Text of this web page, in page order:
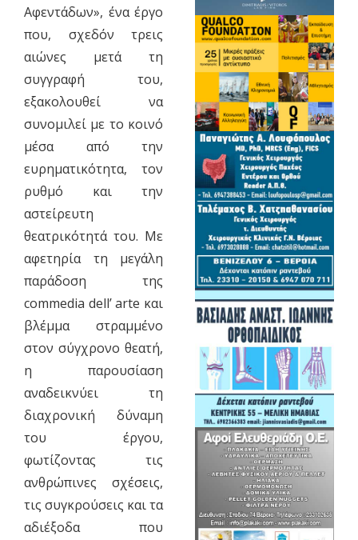
Αφεντάδων», ένα έργο
που, σχεδόν τρεις
αιώνες μετά τη
συγγραφή του,
εξακολουθεί να
συνομιλεί με το κοινό
μέσα από την
ευρηματικότητα, τον
ρυθμό και την
αστείρευτη
θεατρικότητά του. Με
αφετηρία τη μεγάλη
παράδοση της
commedia dell’ arte και
βλέμμα στραμμένο
στον σύγχρονο θεατή,
η παρουσίαση
αναδεικνύει τη
διαχρονική δύναμη
του έργου,
φωτίζοντας τις
ανθρώπινες σχέσεις,
τις συγκρούσεις και τα
αδιέξοδα που